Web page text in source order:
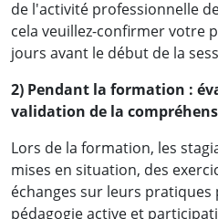
de l'activité professionnelle
cela veuillez-confirmer votre
jours avant le début de la
2) Pendant la formation :
validation de la
Lors de la formation, les
mises en situation, des
échanges sur leurs
pédagogie active et